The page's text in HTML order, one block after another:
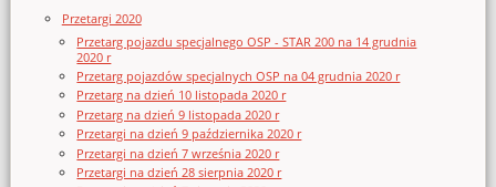
Przetargi 2020
Przetarg pojazdu specjalnego OSP - STAR 200 na 14 grudnia
2020 r
Przetarg pojazdów specjalnych OSP na 04 grudnia 2020 r
Przetarg na dzień 10 listopada 2020 r
Przetarg na dzień 9 listopada 2020 r
Przetargi na dzień 9 października 2020 r
Przetargi na dzień 7 września 2020 r
Przetargi na dzień 28 sierpnia 2020 r